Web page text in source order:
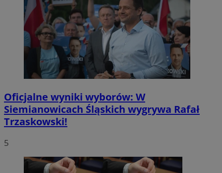
Oficjalne wyniki wyborów: W
Siemianowicach Śląskich wygrywa Rafał
Trzaskowski!
5